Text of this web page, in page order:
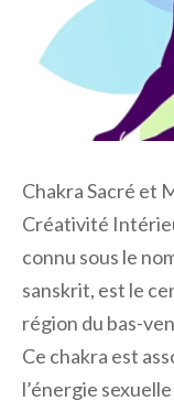
Chakra Sacré et
Créativité
connu sous le
sanskrit, est le
région du bas-
Ce chakra est
l’énergie